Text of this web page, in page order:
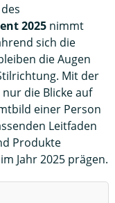
2025nimmt
sich die
die Augen
Mit der
die Blicke auf
einer Person
Leitfaden
Produkte
Jahr 2025 prägen.